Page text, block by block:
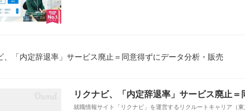
、「内定辞退率」サービス廃止＝同意得ずにデータ分析・販売
就職情報サイト「リクナビ」を運営するリクルートキャリア（